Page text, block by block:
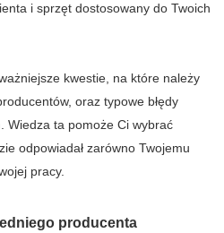
i sprzęt dostosowany do Twoich
kwestie, na które należy
oraz typowe błędy
Wiedza ta pomoże Ci wybrać
odpowiadał zarówno Twojemu
pracy.
producenta